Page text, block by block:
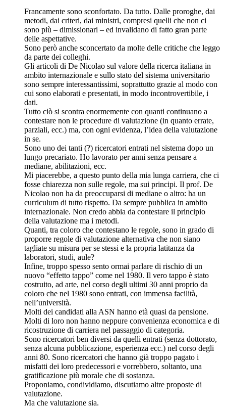
Francamente sono sconfortato. Da tutto. Dalle proroghe, dai
metodi, dai criteri, dai ministri, compresi quelli che non ci
sono più – dimissionari – ed invalidano di fatto gran parte
delle aspettative.
Sono però anche sconcertato da molte delle critiche che leggo
da parte dei colleghi.
Gli articoli di De Nicolao sul valore della ricerca italiana in
ambito internazionale e sullo stato del sistema universitario
sono sempre interessantissimi, soprattutto grazie al modo con
cui sono elaborati e presentati, in modo incontrovertibile, i
dati.
Tutto ciò si scontra enormemente con quanti continuano a
contestare non le procedure di valutazione (in quanto errate,
parziali, ecc.) ma, con ogni evidenza, l’idea della valutazione
in se.
Sono uno dei tanti (?) ricercatori entrati nel sistema dopo un
lungo precariato. Ho lavorato per anni senza pensare a
mediane, abilitazioni, ecc.
Mi piacerebbe, a questo punto della mia lunga carriera, che ci
fosse chiarezza non sulle regole, ma sui principi. Il prof. De
Nicolao non ha da preoccuparsi di mediane o altro: ha un
curriculum di tutto rispetto. Da sempre pubblica in ambito
internazionale. Non credo abbia da contestare il principio
della valutazione ma i metodi.
Quanti, tra coloro che contestano le regole, sono in grado di
proporre regole di valutazione alternativa che non siano
tagliate su misura per se stessi e la propria latitanza da
laboratori, studi, aule?
Infine, troppo spesso sento ormai parlare di rischio di un
nuovo “effetto tappo” come nel 1980. Il vero tappo è stato
costruito, ad arte, nel corso degli ultimi 30 anni proprio da
coloro che nel 1980 sono entrati, con immensa facilità,
nell’università.
Molti dei candidati alla ASN hanno età quasi da pensione.
Molti di loro non hanno neppure convenienza economica e di
ricostruzione di carriera nel passaggio di categoria.
Sono ricercatori ben diversi da quelli entrati (senza dottorato,
senza alcuna pubblicazione, esperienza ecc.) nel corso degli
anni 80. Sono ricercatori che hanno già troppo pagato i
misfatti dei loro predecessori e vorrebbero, soltanto, una
gratificazione più morale che di sostanza.
Proponiamo, condividiamo, discutiamo altre proposte di
valutazione.
Ma che valutazione sia.